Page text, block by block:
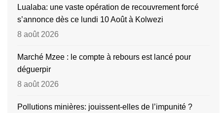
Lualaba: une vaste opération de recouvrement forcé
s’annonce dès ce lundi 10 Août à Kolwezi
8 août 2026
Marché Mzee : le compte à rebours est lancé pour
déguerpir
8 août 2026
Pollutions minières: jouissent-elles de l’impunité ?